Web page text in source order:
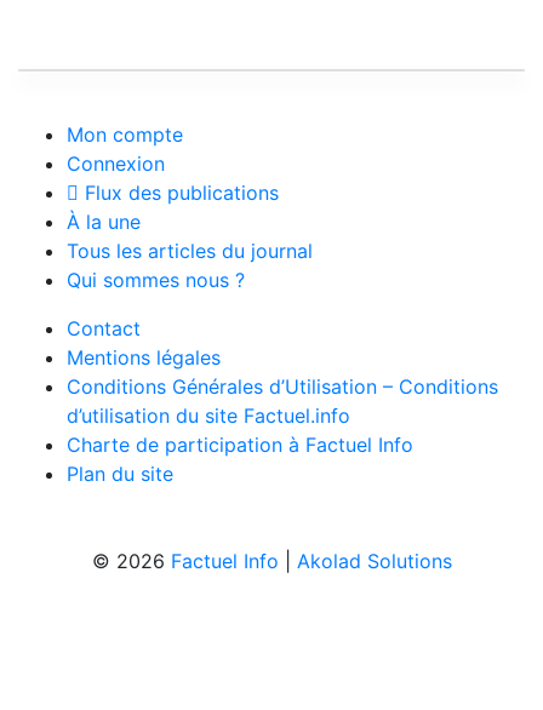
Mon compte
Connexion
Flux des publications
À la une
Tous les articles du journal
Qui sommes nous ?
Contact
Mentions légales
Conditions Générales d’Utilisation – Conditions
d’utilisation du site Factuel.info
Charte de participation à Factuel Info
Plan du site
© 2026 Factuel Info Akolad Solutions